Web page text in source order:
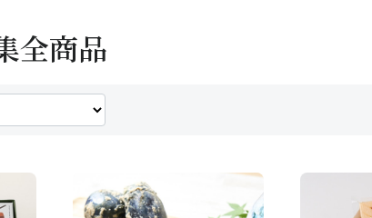
全商品